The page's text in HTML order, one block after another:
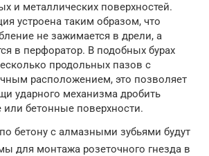
и металлических поверхностей.
устроена таким образом, что
не зажимается в дрели, а
в перфоратор. В подобных бурах
продольных пазов с
расположением, это позволяет
ударного механизма дробить
бетонные поверхности.
бетону с алмазными зубьями будут
для монтажа розеточного гнезда в